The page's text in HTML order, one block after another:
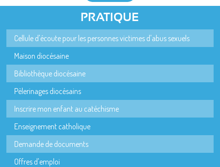
PRATIQUE
Cellule d'écoute pour les personnes victimes d'abus sexuels
Maison diocésaine
Bibliothèque diocésaine
Pèlerinages diocésains
Inscrire mon enfant au catéchisme
Enseignement catholique
Demande de documents
Offres d'emploi